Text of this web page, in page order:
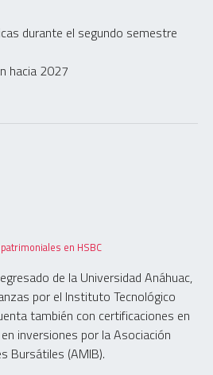
durante el segundo semestre
hacia 2027
en HSBC
de la Universidad Anáhuac,
por el Instituto Tecnológico
también con certificaciones en
inversiones por la Asociación
Bursátiles (AMIB).